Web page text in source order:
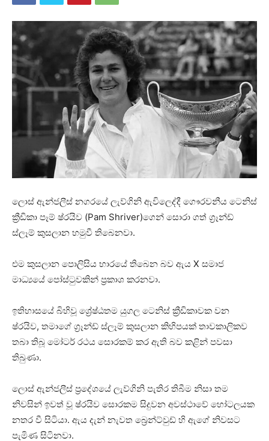
ලොස් ඇන්ජලීස් නගරයේ ලැව්ගිනි ඇවිලෙද්දී ගෞරවනීය ටෙනිස්
ක්‍රීඩිකා පෑම් ෂ්රයිව (Pam Shriver)ගෙන් සොරා ගත් ග්‍රෑන්ඩ්
ස්ලෑම් කුසලාන හමුවී තිබෙනවා.
එම කුසලාන පොලිසිය භාරයේ තිබෙන බව ඇය X සමාජ
මාධ්‍යයේ පෝස්ටුවකින් ප්‍රකාශ කරනවා.
ඉතිහාසයේ බිහිවූ ශ්‍රේෂ්ඨතම යුගල ටෙනිස් ක්‍රීඩිකාවක වන
ෂ්රයිව, තමාගේ ග්‍රෑන්ඩ් ස්ලෑම් කුසලාන කිහිපයක් තාවකාලිකව
තබා තිබූ මෝටර් රථය සොරකම් කර ඇති බව කළින් පවසා
තිබුණා.
ලොස් ඇන්ජලීස් ප්‍රදේශයේ ලැව්ගිනි පැතිර තිබීම නිසා තම
නිවසින් ඉවත් වූ ෂ්රයිව සොරකම සිදුවන අවස්ථාවේ හෝටලයක
නතර වී සිටියා. ඇය දැන් නැවත බ්‍රෙන්ට්වුඩ් හි ඇගේ නිවසට
පැමිණ සිටිනවා.